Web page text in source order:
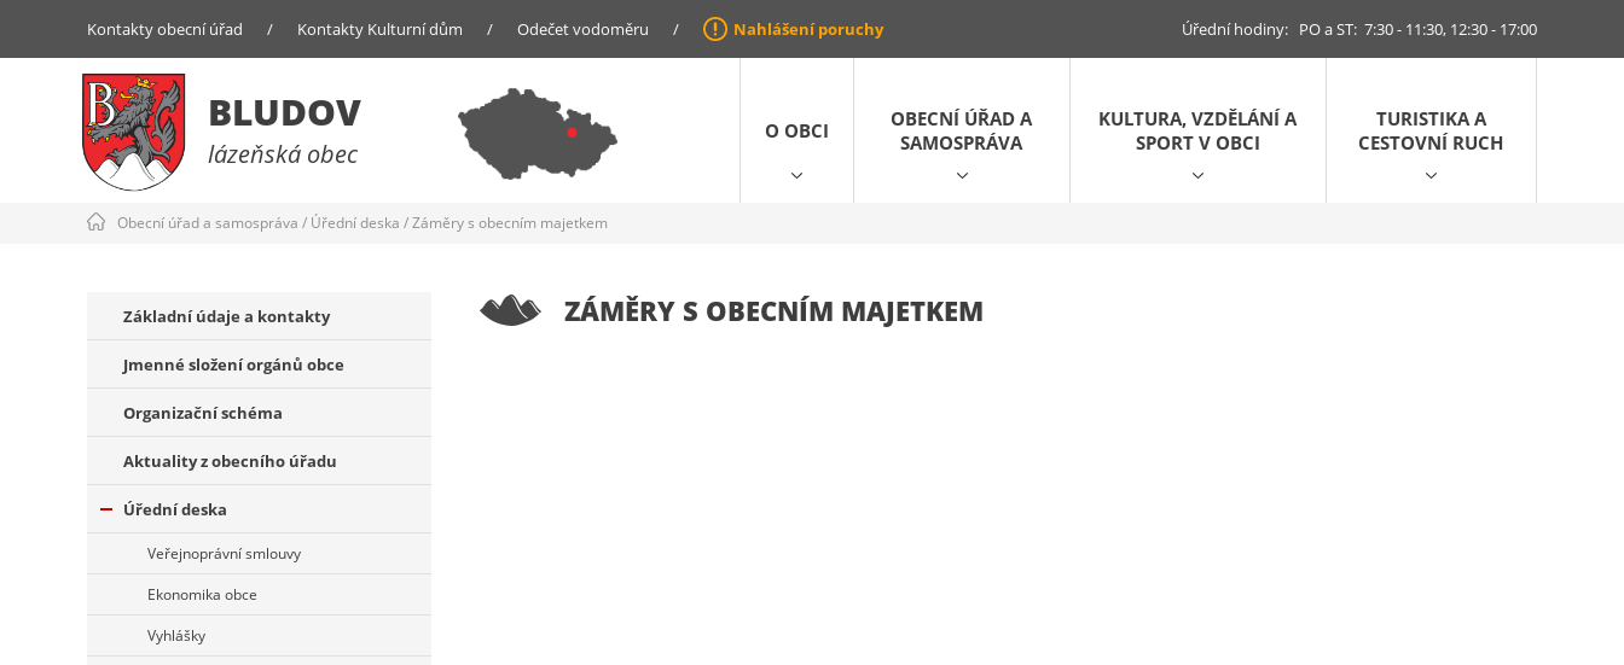
Kontakty obecní úřad / Kontakty Kulturní dům / Odečet vodoměru / Nahlášení poruchy Úřední hodiny: PO a ST: 7:30 - 11:30, 12:30 - 17:00
BLUDOV
lázeňská obec
O OBCI
OBECNÍ ÚŘAD A
SAMOSPRÁVA
KULTURA, VZDĚLÁNÍ A
SPORT V OBCI
TURISTIKA A
CESTOVNÍ RUCH
Obecní úřad a samospráva / Úřední deska /Záměry s obecním majetkem
Základní údaje a kontakty
Jmenné složení orgánů obce
Organizační schéma
Aktuality z obecního úřadu
Úřední deska
Veřejnoprávní smlouvy
Ekonomika obce
Vyhlášky
ZÁMĚRY S OBECNÍM MAJETKEM